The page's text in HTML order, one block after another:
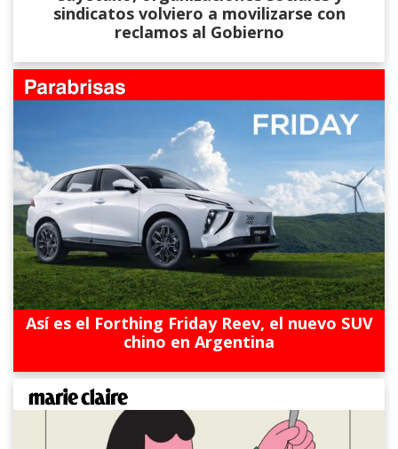
sindicatos volviero a movilizarse con
reclamos al Gobierno
Así es el Forthing Friday Reev, el nuevo SUV
chino en Argentina